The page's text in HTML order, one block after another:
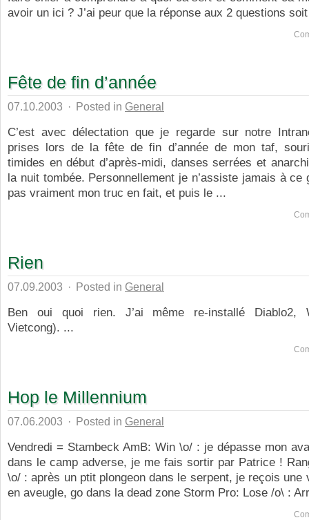
avoir un ici ? J’ai peur que la réponse aux 2 questions
Fête de fin d’année
07.10.2003 · Posted in General
C’est avec délectation que je regarde sur notre
prises lors de la fête de fin d’année de mon taf,
timides en début d’après-midi, danses serrées et
la nuit tombée. Personnellement je n’assiste jamais à ce
pas vraiment mon truc en fait, et puis le ...
Rien
07.09.2003 · Posted in General
Ben oui quoi rien. J’ai même re-installé Diablo2,
Vietcong). ...
Hop le Millennium
07.06.2003 · Posted in General
Vendredi = Stambeck AmB: Win \o/ : je dépasse mon
dans le camp adverse, je me fais sortir par Patrice !
\o/ : après un ptit plongeon dans le serpent, je reçois une
en aveugle, go dans la dead zone Storm Pro: Lose /o\ :